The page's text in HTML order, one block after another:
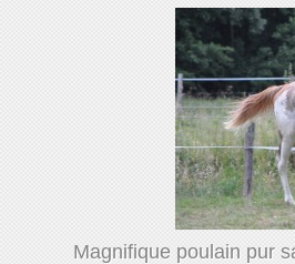
Magnifique poulain pur